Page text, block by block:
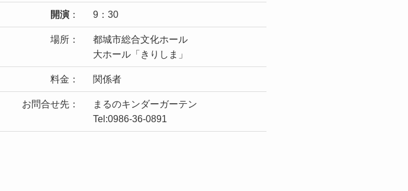
開演 ： 9：30
場所：
都城市総合文化ホール
大ホール「きりしま」
料金： 関係者
お問合せ先：
まるのキンダーガーテン
Tel:0986-36-0891